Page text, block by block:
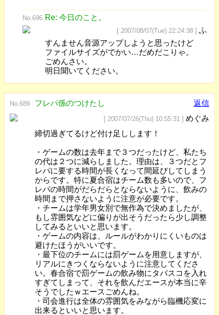
No.696 Re: 今日のこと。
[ 2007/08/07(Tue) 22:24:38 ] ふ
すんません音源アップしようと思ったけど
ファイルサイズがでかい…だめだこりゃ。
ごめんさい。
明日聞いてください。
No.689 フレパ係のつけたし 返信
[ 2007/07/26(Thu) 10:55:31 ] めぐみ
締切過ぎてるけど付け足しします！
・ゲームの数は去年まで３つだったけど、私たち
の代は２つに減らしました。理由は、３つだとフ
レパに要する時間が長くなって間延びしてしまう
からです。特に夏合宿はチーム数も多いので、フ
レパの時間がだらだらとならないように、飲みの
時間まで押さないように注意が必要です。
・チームは学年男女別で無作為で決めましたが、
もし雰囲気などに偏りが出そうだったら少し調整
してみるといいと思います。
・ゲームの内容は、ルールがわかりにくいものは
避けたほうがいいです。
・最下位のチームには罰ゲームを用意しますが、
リアルにきつくならないように注意してくださ
い。春合宿で罰ゲームの飲み物にタバスコを入れ
すぎてしまって、それを飲んだエースが本当に辛
そうでしたｗエースごめんね。
・司会進行は全体の雰囲気をみながら臨機応変に
出来るといいと思います。